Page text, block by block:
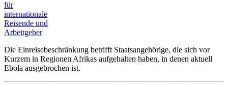
Die Einreisebeschränkung betrifft Staatsangehörige, die sich vor
Kurzem in Regionen Afrikas aufgehalten haben, in denen aktuell
Ebola ausgebrochen ist.